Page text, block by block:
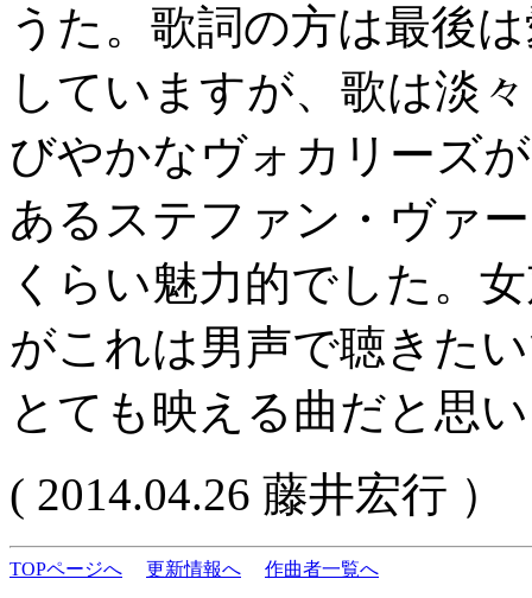
うた。歌詞の方は最後
していますが、歌は淡
びやかなヴォカリーズ
あるステファン・ヴァ
くらい魅力的でした。
がこれは男声で聴きた
とても映える曲だと思
( 2014.04.26 藤井宏行 ）
TOPページへ 更新情報へ 作曲者一覧へ